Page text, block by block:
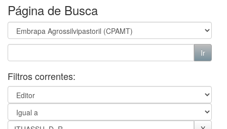
Página de Busca
Filtros correntes: